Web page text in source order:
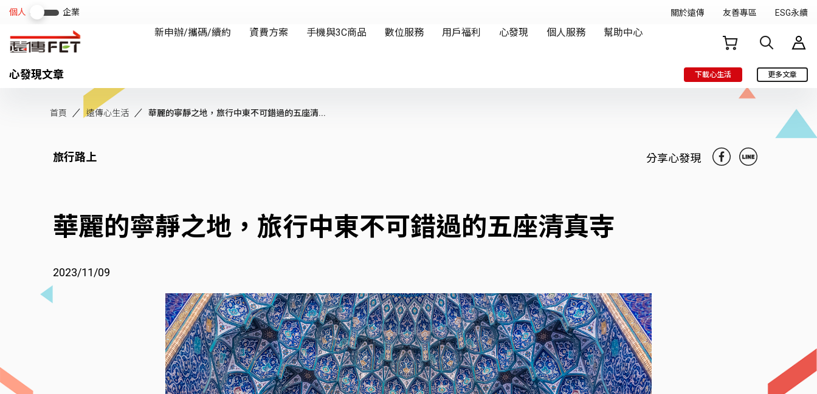
心發現文章 下載心生活 更多文章
首頁 遠傳心生活 華麗的寧靜之地，旅行中東不可錯過的五座清...
旅行路上 分享心發現
華麗的寧靜之地，旅行中東不可錯過的五座清真寺
2023/11/09